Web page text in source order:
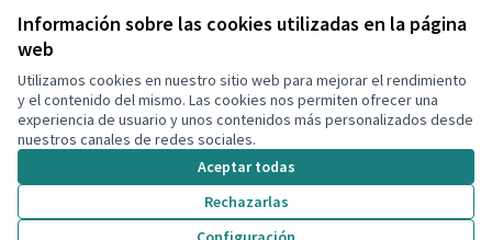
Información sobre las cookies utilizadas en la página
web
Utilizamos cookies en nuestro sitio web para mejorar el rendimiento
y el contenido del mismo. Las cookies nos permiten ofrecer una
experiencia de usuario y unos contenidos más personalizados desde
nuestros canales de redes sociales.
Aceptar todas
Rechazarlas
Ver todas las propuestas retiradas
Términos y condiciones de uso
Configuración de cookies
Decidim Calafell en X
(Enlace externo)
Decidim Calafell en Facebook
Decidim Calafell en YouTube
Decidim Calafell en GitHub
(Enlace externo)
Con licencia
(Enlace